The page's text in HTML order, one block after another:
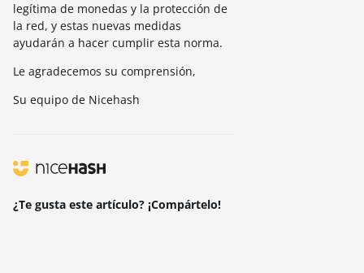
legítima de monedas y la protección de
la red, y estas nuevas medidas
ayudarán a hacer cumplir esta norma.
Le agradecemos su comprensión,
Su equipo de Nicehash
¿Te gusta este artículo? ¡Compártelo!